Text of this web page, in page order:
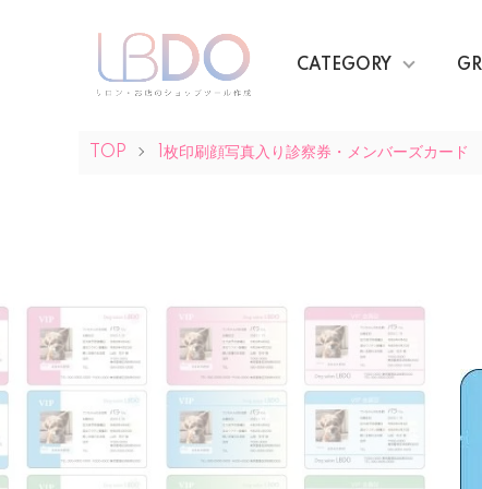
CATEGORY
TOP 1枚印刷顔写真入り診察券・メンバーズカード